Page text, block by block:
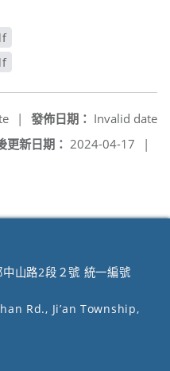
發佈日期： Invalid date
|
更新日期： 2024-04-17 |
山路2段２號 統一編號
Rd., Ji’an Township,